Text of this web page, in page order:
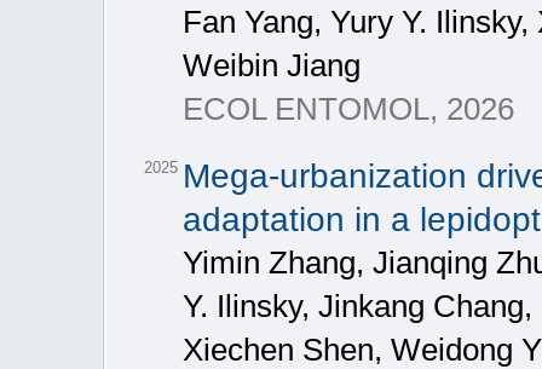
Fan Yang, Yury Y.
Weibin Jiang
ECOL ENTOMOL, 2026
2025 Mega‐urbanization
adaptation in a
Yimin Zhang, Jianqing
Y. Ilinsky, Jinkang
Xiechen Shen, Weidong